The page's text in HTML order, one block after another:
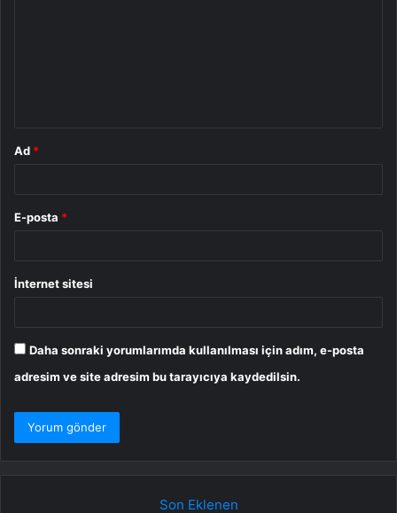
Ad *
E-posta *
İnternet sitesi
Daha sonraki yorumlarımda kullanılması için adım, e-posta
adresim ve site adresim bu tarayıcıya kaydedilsin.
Son Eklenen